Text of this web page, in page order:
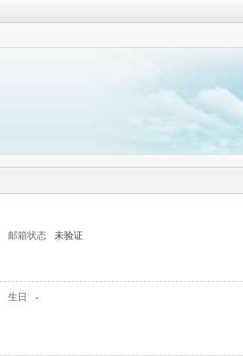
邮箱状态 未验证
生日
-